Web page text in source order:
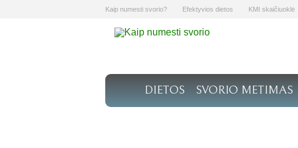
Kaip numesti svorio? Efektyvios dietos KMI skaičiuoklė
DIETOS SVORIO METIMAS